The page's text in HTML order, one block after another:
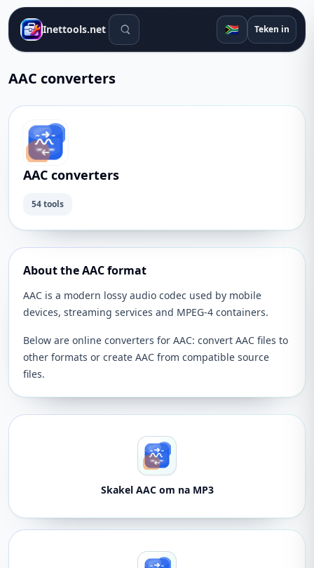
Inettools.net Soek gereedskap 🇿🇦 Teken in
AAC converters
AAC converters
54 tools
About the AAC format
AAC is a modern lossy audio codec used by mobile
devices, streaming services and MPEG-4 containers.
Below are online converters for AAC: convert AAC files to
other formats or create AAC from compatible source
files.
Skakel AAC om na MP3